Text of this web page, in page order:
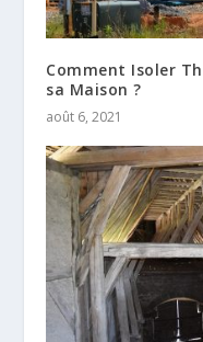
Comment Isoler
sa Maison ?
août 6, 2021